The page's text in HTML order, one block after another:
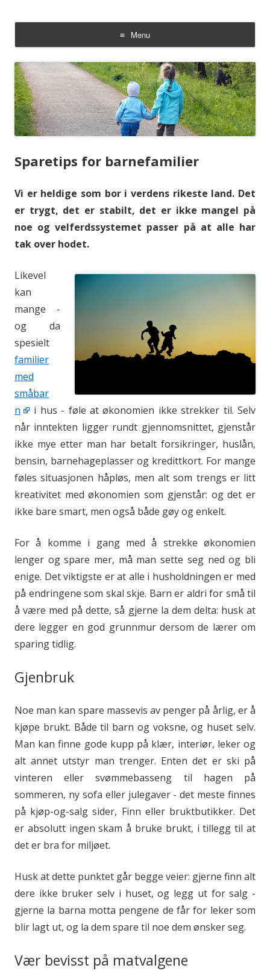
Menu
Skip to content
Sparetips for barnefamilier
Vi er heldige som bor i verdens rikeste land. Det
er trygt, det er stabilt, det er ikke mangel på
noe og velferdssystemet passer på at alle har
tak over hodet.
Likevel
kan
mange -
og da
spesielt
familier
med
småbar
n
i hus - føle at økonomien ikke strekker til. Selv
når inntekten ligger rundt gjennomsnittet, gjenstår
ikke mye etter man har betalt forsikringer, huslån,
bensin, barnehageplasser og kredittkort. For mange
føles situasjonen håpløs, men alt som trengs er litt
kreativitet med økonomien som gjenstår: og det er
ikke bare smart, men også både gøy og enkelt.
For å komme i gang med å strekke økonomien
lenger og spare mer, må man sette seg ned og bli
enige. Det viktigste er at alle i husholdningen er med
på endringene som skal skje. Barn er aldri for små til
å være med på dette, så gjerne la dem delta: husk at
dere legger en god grunnmur dersom de lærer om
sparing tidlig.
Gjenbruk
Noe man kan spare massevis av penger på årlig, er å
kjøpe brukt. Både til barn og voksne, og huset selv.
Man kan finne gode kupp på klær, interiør, leker og
alt annet utstyr man trenger. Enten det er ski på
vinteren eller svømmebasseng til hagen på
sommeren, ny sofa eller julegaver - det meste finnes
på kjøp-og-salg sider, Finn eller bruktbutikker. Det
er absolutt ingen skam å bruke brukt, i tillegg til at
det er bra for miljøet.
Husk at dette punktet går begge veier: gjerne finn alt
dere ikke bruker selv i huset, og legg ut for salg -
gjerne la barna motta pengene de får for leker som
blir lagt ut, og la dem spare til noe dem ønsker seg.
Vær bevisst på matvalgene